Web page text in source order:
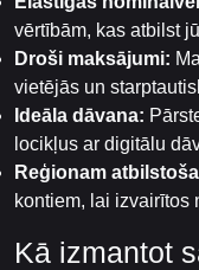
vērtībām, kas atbilst
Droši maksājumi:
vietējās un
Ideāla dāvana:
locikļus ar digitālu
Reģionam
kontiem, lai izvairītos
Kā izmantot